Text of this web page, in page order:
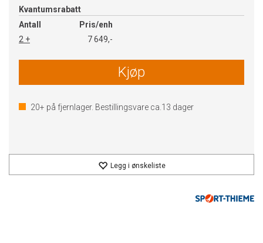
Kvantumsrabatt
Antall
Pris/enh
2 +
7 649,-
Kjøp
20+ på fjernlager. Bestillingsvare ca. 13 dager
Legg i ønskeliste